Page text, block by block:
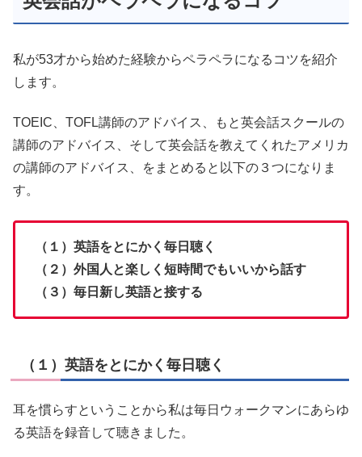
私が53才から始めた経験からペラペラになるコツを紹介
します。
TOEIC、TOFL講師のアドバイス、もと英会話スクールの
講師のアドバイス、そして英会話を教えてくれたアメリカ
の講師のアドバイス、をまとめると以下の３つになりま
す。
（１）英語をとにかく毎日聴く
（２）外国人と楽しく短時間でもいいから話す
（３）毎日新し英語と接する
（１）英語をとにかく毎日聴く
耳を慣らすということから私は毎日ウォークマンにあらゆ
る英語を録音して聴きました。